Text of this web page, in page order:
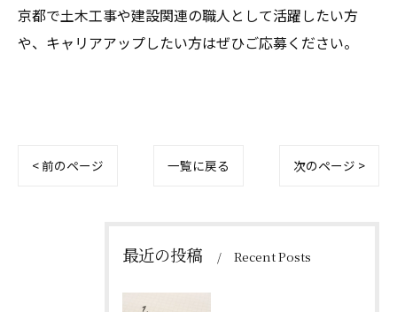
京都で土木工事や建設関連の職人として活躍したい方
や、キャリアアップしたい方はぜひご応募ください。
< 前のページ 一覧に戻る 次のページ >
最近の投稿 Recent Posts